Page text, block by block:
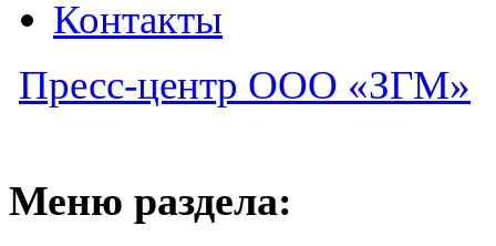
Контакты
Пресс-центр ООО «ЗГМ»
Меню раздела: